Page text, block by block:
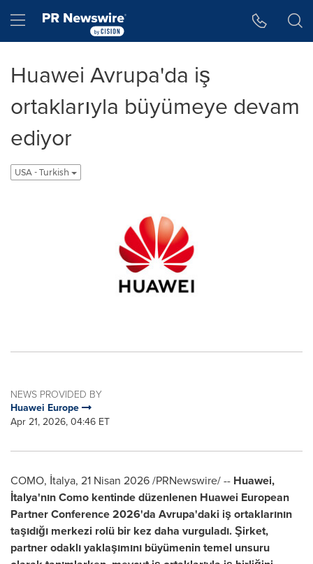
Hamburger menu
Huawei Avrupa'da iş
ortaklarıyla büyümeye devam
ediyor
USA - Turkish
NEWS PROVIDED BY
Huawei Europe
Apr 21, 2026, 04:46 ET
COMO, İtalya, 21 Nisan 2026/PRNewswire/ -- Huawei,
İtalya'nın Como kentinde düzenlenen Huawei European
Partner Conference 2026'da Avrupa'daki iş ortaklarının
taşıdığı merkezi rolü bir kez daha vurguladı. Şirket,
partner odaklı yaklaşımını büyümenin temel unsuru